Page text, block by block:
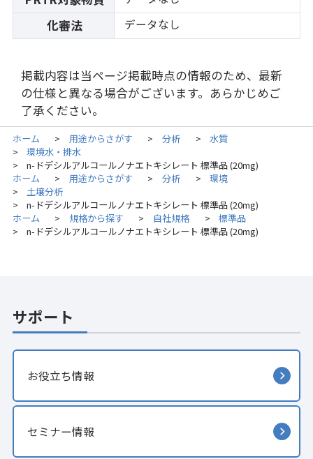
化審法 データなし
掲載内容は当ページ掲載時点の情報のため、最新
の仕様と異なる場合がございます。あらかじめご
了承ください。
ホーム > 用途からさがす > 分析 > 水質
> 環境水・排水
>
n-ドデシルアルコールノナエトキシレート 標準品 (20mg)
ホーム
> 用途からさがす > 分析 > 環境
> 土壌分析
>
n-ドデシルアルコールノナエトキシレート 標準品 (20mg)
ホーム
> 規格から探す > 自社規格 > 標準品
> n-ドデシルアルコールノナエトキシレート 標準品 (20mg)
サポート
お役立ち情報
セミナー情報